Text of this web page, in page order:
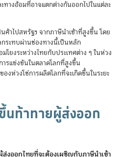
ทางอ้อมที่อาจแตกต่างกันออกไปในแต่ละ
ค้าไปสหรัฐฯ จากภาษีนำเข้าที่สูงขึ้น โดย
กระทบผ่านช่องทางนี้เป็นหลัก
โยงระหว่างไทยกับประเทศต่าง ๆ ในห่วง
ารแข่งขันในตลาดโลกที่สูงขึ้น
งห่วงโซ่การผลิตโลกที่จะเกิดขึ้นในระยะ
นท้าทายผู้ส่งออก
งออกไทยที่จะต้องเผชิญกับภาษีนำเข้า